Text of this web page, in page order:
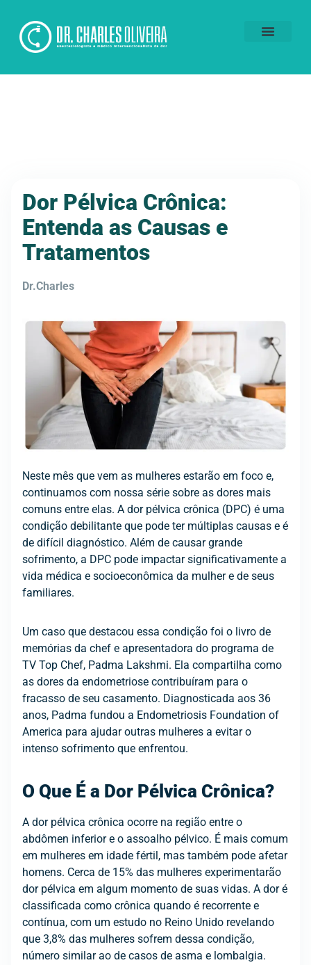
Dor Pélvica Crônica:
Entenda as Causas e
Tratamentos
Dr.Charles
Neste mês que vem as mulheres estarão em foco e,
continuamos com nossa série sobre as dores mais
comuns entre elas. A dor pélvica crônica (DPC) é uma
condição debilitante que pode ter múltiplas causas e é
de difícil diagnóstico. Além de causar grande
sofrimento, a DPC pode impactar significativamente a
vida médica e socioeconômica da mulher e de seus
familiares.
Um caso que destacou essa condição foi o livro de
memórias da chef e apresentadora do programa de
TV Top Chef, Padma Lakshmi. Ela compartilha como
as dores da endometriose contribuíram para o
fracasso de seu casamento. Diagnosticada aos 36
anos, Padma fundou a Endometriosis Foundation of
America para ajudar outras mulheres a evitar o
intenso sofrimento que enfrentou.
O Que É a Dor Pélvica Crônica?
A dor pélvica crônica ocorre na região entre o
abdômen inferior e o assoalho pélvico. É mais comum
em mulheres em idade fértil, mas também pode afetar
homens. Cerca de 15% das mulheres experimentarão
dor pélvica em algum momento de suas vidas. A dor é
classificada como crônica quando é recorrente e
contínua, com um estudo no Reino Unido revelando
que 3,8% das mulheres sofrem dessa condição,
número similar ao de casos de asma e lombalgia.